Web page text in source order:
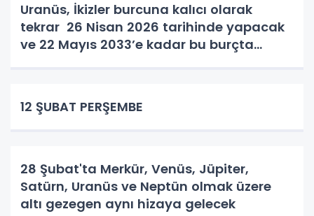
Uranüs, İkizler burcuna kalıcı olarak
tekrar 26 Nisan 2026 tarihinde yapacak
ve 22 Mayıs 2033’e kadar bu burçta
12 ŞUBAT PERŞEMBE
28 Şubat'ta Merkür, Venüs, Jüpiter,
Satürn, Uranüs ve Neptün olmak üzere
altı gezegen aynı hizaya gelecek